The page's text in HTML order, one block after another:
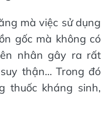
mà việc sử dụng
gốc mà không có
nhân gây ra rất
thận… Trong đó
thuốc kháng sinh,